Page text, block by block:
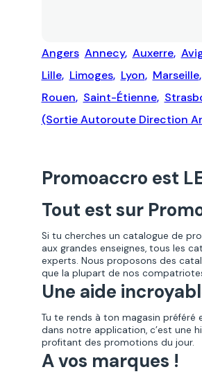
Angers Annecy, Auxerre,
Lille, Limoges, Lyon, Marseille,
Rouen, Saint-Étienne,
(sortie Autoroute Direction
Promoaccro est
Tout est sur
Si tu cherches un catalogue de
aux grandes enseignes, tous les
experts. Nous proposons des
que la plupart de nos
Une aide
Tu te rends à ton magasin préféré
dans notre application, c’est une
profitant des promotions du jour.
A vos marques !